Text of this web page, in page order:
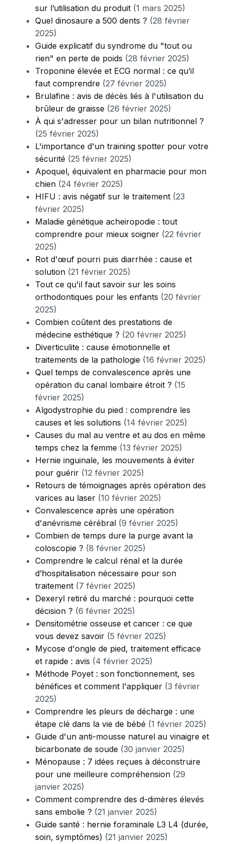
sur l’utilisation du produit (1 mars 2025)
Quel dinosaure a 500 dents ? (28 février
2025)
Guide explicatif du syndrome du "tout ou
rien" en perte de poids (28 février 2025)
Troponine élevée et ECG normal : ce qu’il
faut comprendre (27 février 2025)
Brulafine : avis de décès liés à l'utilisation du
brûleur de graisse (26 février 2025)
À qui s'adresser pour un bilan nutritionnel ?
(25 février 2025)
L'importance d'un training spotter pour votre
sécurité (25 février 2025)
Apoquel, équivalent en pharmacie pour mon
chien (24 février 2025)
HIFU : avis négatif sur le traitement (23
février 2025)
Maladie génétique acheiropodie : tout
comprendre pour mieux soigner (22 février
2025)
Rot d'œuf pourri puis diarrhée : cause et
solution (21 février 2025)
Tout ce qu'il faut savoir sur les soins
orthodontiques pour les enfants (20 février
2025)
Combien coûtent des prestations de
médecine esthétique ? (20 février 2025)
Diverticulite : cause émotionnelle et
traitements de la pathologie (16 février 2025)
Quel temps de convalescence après une
opération du canal lombaire étroit ? (15
février 2025)
Algodystrophie du pied : comprendre les
causes et les solutions (14 février 2025)
Causes du mal au ventre et au dos en même
temps chez la femme (13 février 2025)
Hernie inguinale, les mouvements à éviter
pour guérir (12 février 2025)
Retours de témoignages après opération des
varices au laser (10 février 2025)
Convalescence après une opération
d'anévrisme cérébral (9 février 2025)
Combien de temps dure la purge avant la
coloscopie ? (8 février 2025)
Comprendre le calcul rénal et la durée
d’hospitalisation nécessaire pour son
traitement (7 février 2025)
Dexeryl retiré du marché : pourquoi cette
décision ? (6 février 2025)
Densitométrie osseuse et cancer : ce que
vous devez savoir (5 février 2025)
Mycose d'ongle de pied, traitement efficace
et rapide : avis (4 février 2025)
Méthode Poyet : son fonctionnement, ses
bénéfices et comment l'appliquer (3 février
2025)
Comprendre les pleurs de décharge : une
étape clé dans la vie de bébé (1 février 2025)
Guide d'un anti-mousse naturel au vinaigre et
bicarbonate de soude (30 janvier 2025)
Ménopause : 7 idées reçues à déconstruire
pour une meilleure compréhension (29
janvier 2025)
Comment comprendre des d-dimères élevés
sans embolie ? (21 janvier 2025)
Guide santé : hernie foraminale L3 L4 (durée,
soin, symptômes) (21 janvier 2025)